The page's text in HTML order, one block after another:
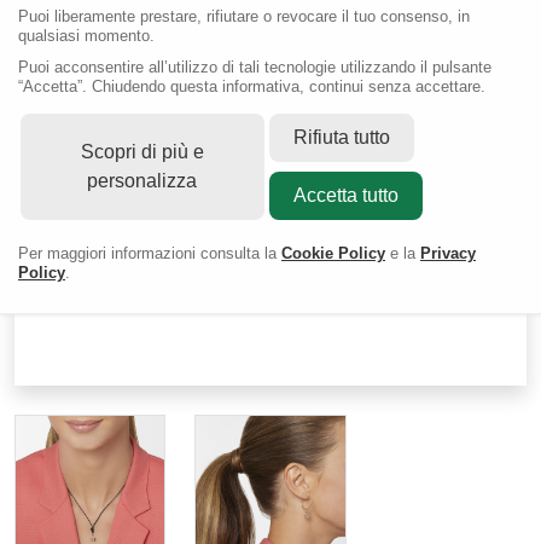
Puoi liberamente prestare, rifiutare o revocare il tuo consenso, in
qualsiasi momento.
Puoi acconsentire all’utilizzo di tali tecnologie utilizzando il pulsante
“Accetta”. Chiudendo questa informativa, continui senza accettare.
Scopri di più e
personalizza
Rifiuta tutto
Accetta tutto
Per maggiori informazioni consulta la Cookie Policy e la Privacy
Policy.